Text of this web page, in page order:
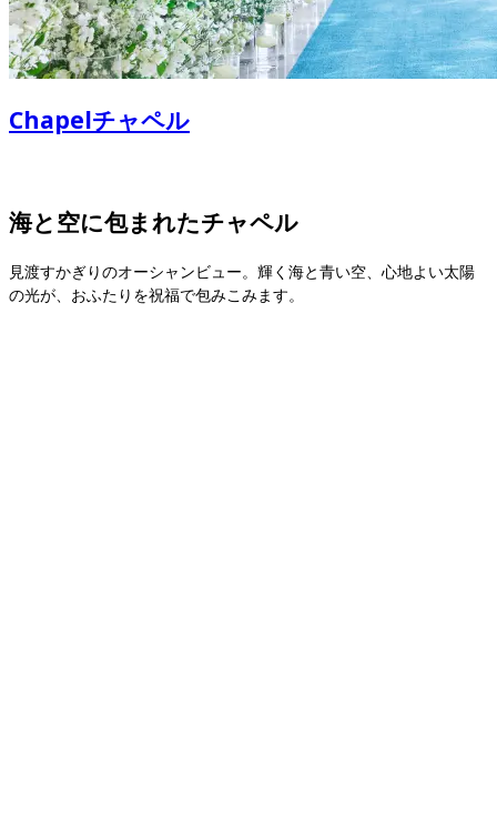
Chapelチャペル
海と空に包まれたチャペル
見渡すかぎりのオーシャンビュー。輝く海と青い空、心地よい太陽
の光が、おふたりを祝福で包みこみます。